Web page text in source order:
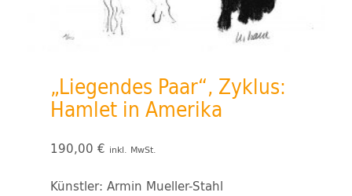
„Liegendes Paar“, Zyklus:
Hamlet in Amerika
190,00 € inkl. MwSt.
Künstler: Armin Mueller-Stahl